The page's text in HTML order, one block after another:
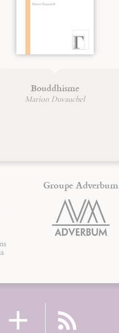
Bouddhisme
Marion Duvauchel
Groupe Adverbum